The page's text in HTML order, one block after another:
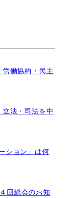
働協約・民主
法・司法を中
ション」は何
回総会のお知